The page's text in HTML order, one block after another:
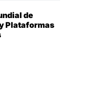
de
Plataformas